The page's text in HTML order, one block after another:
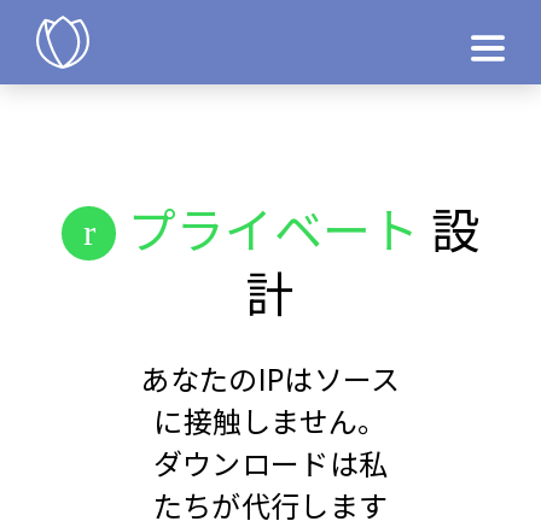
プライベート 設
計
あなたのIPはソース
に接触しません。
ダウンロードは私
たちが代行します